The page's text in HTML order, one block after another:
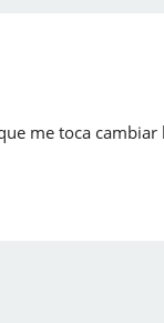
me toca